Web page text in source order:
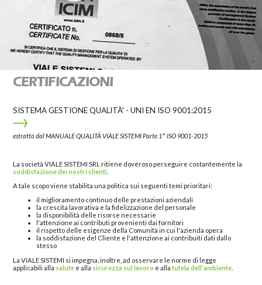
CERTIFICAZIONI
SISTEMA GESTIONE QUALITÀ' - UNI EN ISO 9001:2015
estratto dal MANUALE QUALITÀ VIALE SISTEMI Parte 1^ ISO 9001-2015
La società VIALE SISTEMI SRL ritiene doveroso perseguire costantemente la
soddisfazione dei nostri clienti
A tale scopo viene stabilita una politica sui seguenti temi prioritari:
il miglioramento continuo delle prestazioni aziendali
la crescita lavorativa e la fidelizzazione del personale
la disponibilità delle risorse necessarie
l'attenzione ai contributi provenienti dai fornitori
il rispetto delle esigenze della Comunità in cui l'azienda opera
la soddisfazione del Cliente e l'attenzione ai contribuiti dati dallo
stesso
La VIALE SISTEMI si impegna, inoltre, ad osservare le norme di legge
applicabilialla salute e alla sicurezza sul lavoro e allatutela dell’ambiente